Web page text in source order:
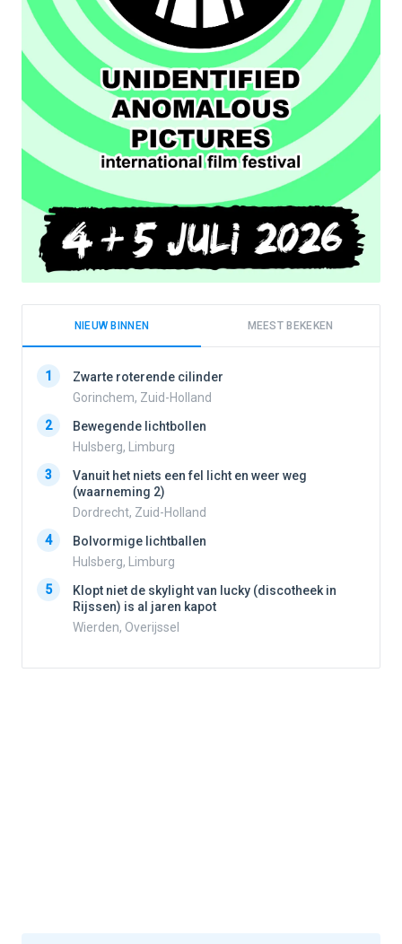
NIEUW BINNEN MEEST BEKEKEN
1
Zwarte roterende cilinder
Gorinchem, Zuid-Holland
2
Bewegende lichtbollen
Hulsberg, Limburg
3
Vanuit het niets een fel licht en weer weg
(waarneming 2)
Dordrecht, Zuid-Holland
4
Bolvormige lichtballen
Hulsberg, Limburg
5
Klopt niet de skylight van lucky (discotheek in
Rijssen) is al jaren kapot
Wierden, Overijssel